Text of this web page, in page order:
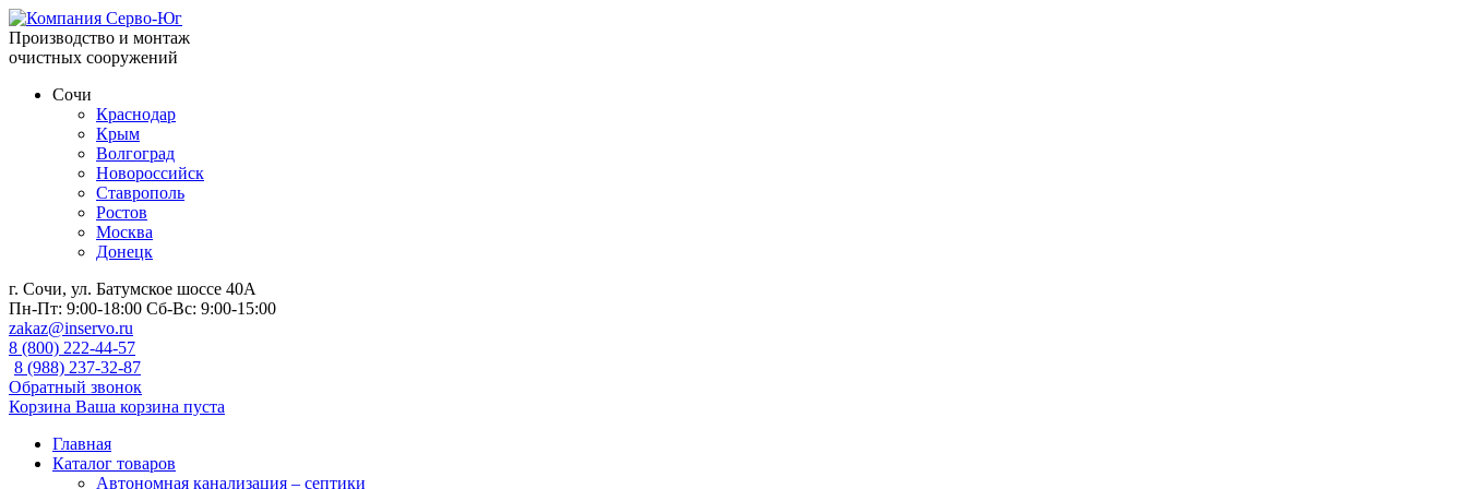
Производство и монтаж
очистных сооружений
Сочи
Краснодар
Крым
Волгоград
Новороссийск
Ставрополь
Ростов
Москва
Донецк
г. Сочи, ул. Батумское шоссе 40А
Пн-Пт: 9:00-18:00 Сб-Вс: 9:00-15:00
zakaz@inservo.ru
8 (800) 222-44-57
8 (988) 237-32-87
Обратный звонок
Корзина Ваша корзина пуста
Главная
Каталог товаров
Автономная канализация – септики